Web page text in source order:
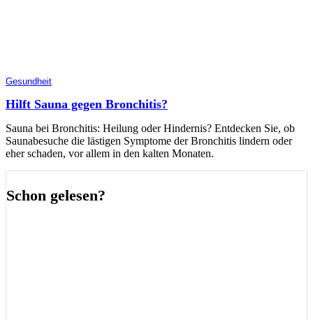
Gesundheit
Hilft Sauna gegen Bronchitis?
Sauna bei Bronchitis: Heilung oder Hindernis? Entdecken Sie, ob
Saunabesuche die lästigen Symptome der Bronchitis lindern oder
eher schaden, vor allem in den kalten Monaten.
Schon gelesen?